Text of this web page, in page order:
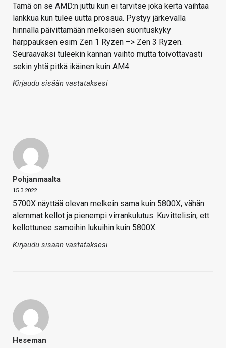
Tämä on se AMD:n juttu kun ei tarvitse joka kerta vaihtaa
lankkua kun tulee uutta prossua. Pystyy järkevällä
hinnalla päivittämään melkoisen suorituskyky
harppauksen esim Zen 1 Ryzen –> Zen 3 Ryzen.
Seuraavaksi tuleekin kannan vaihto mutta toivottavasti
sekin yhtä pitkä ikäinen kuin AM4.
Kirjaudu sisään vastataksesi
Pohjanmaalta
15.3.2022
5700X näyttää olevan melkein sama kuin 5800X, vähän
alemmat kellot ja pienempi virrankulutus. Kuvittelisin, ett
kellottunee samoihin lukuihin kuin 5800X.
Kirjaudu sisään vastataksesi
Heseman